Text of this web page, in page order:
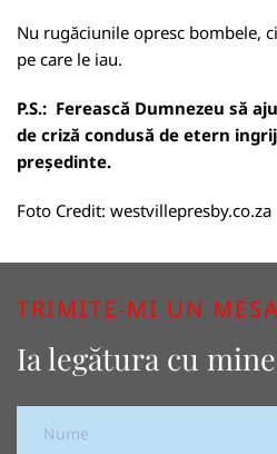
Nu rugăciunile opresc bombele,
pe care le iau.
P.S.: Ferească Dumnezeu să
de criză condusă de etern
președinte.
Foto Credit: westvillepresby.co.za
TRIMITE-MI UN
Ia legătura cu